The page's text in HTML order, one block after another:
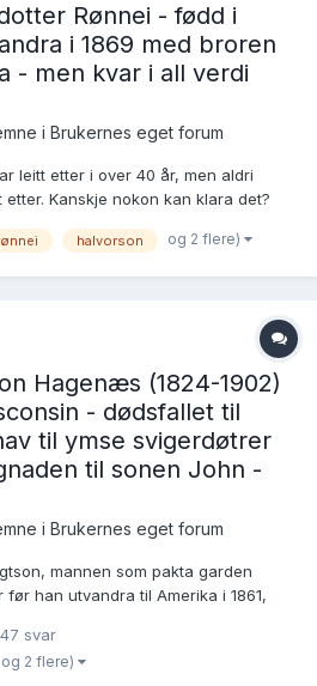
Rønnei - fødd i
i 1869 med broren
- men kvar i all verdi
i Brukernes eget forum
leitt etter i over 40 år, men aldri
Kanskje nokon kan klara det?
(1799-1852) og Gjertrud
halvorson og 2 flere)
Hagenæs (1824-1902)
- dødsfallet til
til ymse svigerdøtrer
til sonen John -
i Brukernes eget forum
mannen som pakta garden
han utvandra til Amerika i 1861,
ståande «bom fast» på ganske so
lyt henta fram frå mørkret.....
47 svar
og 2 flere)